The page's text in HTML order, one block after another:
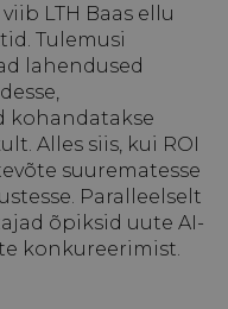
LTH Baas ellu
Tulemusi
lahendused
kohandatakse
Alles siis, kui ROI
suurematesse
Paralleelselt
õpiksid uute AI-
konkureerimist.